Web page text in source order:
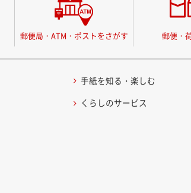
郵便局・ATM・ポストをさがす 郵便・
手紙を知る・楽しむ
くらしのサービス